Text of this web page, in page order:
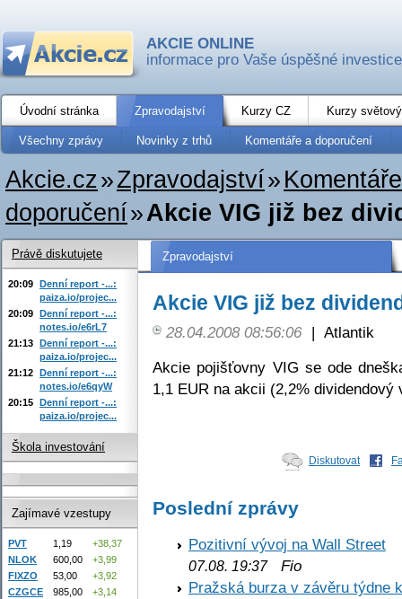
AKCIE ONLINE
informace pro Vaše úspěšné investice
Úvodní stránka Zpravodajství Kurzy CZ Kurzy
Všechny zprávy Novinky z trhů Komentáře a doporučení
Akcie.cz»Zpravodajství»
doporučení»Akcie VIG již bez
Zpravodajství
Akcie VIG již bez
28.04.2008 08:56:06 | Atlantik
Akcie pojišťovny VIG se ode
1,1 EUR na akcii (2,2%
Diskutovat
Poslední zprávy
Pozitivní vývoj na Wall Street
07.08. 19:37Fio
Pražská burza v závěru týdne
Právě diskutujete
20:09 Denní report -...:
paiza.io/projec...
20:09 Denní report -...:
notes.io/e6rL7
21:13 Denní report -...:
paiza.io/projec...
21:12 Denní report -...:
notes.io/e6qyW
20:15 Denní report -...:
paiza.io/projec...
Škola investování
Zajímavé vzestupy
PVT 1,19
+38,37
NLOK
600,00
+3,99
FIXZO
53,00
+3,92
CZGCE
985,00
+3,14